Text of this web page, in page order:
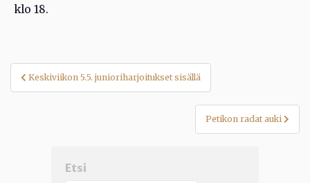
klo 18.
Artikkelien
selaus
Keskiviikon 5.5. junioriharjoitukset sisällä
Petikon radat auki
Etsi